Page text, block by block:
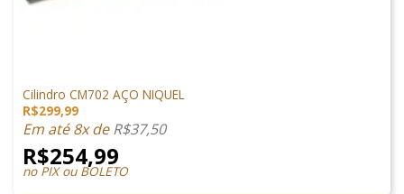
Cilindro CM702 AÇO NIQUEL
R$299,99
Em até 8x deR$37,50
R$254,99
no PIX ou BOLETO